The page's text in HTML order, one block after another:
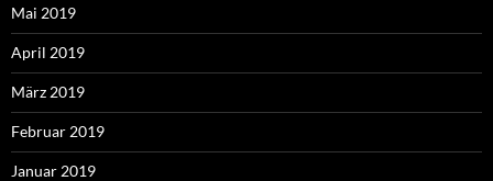
Mai 2019
April 2019
März 2019
Februar 2019
Januar 2019